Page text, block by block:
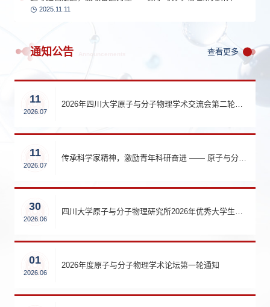
2025.11.11
通知公告 Announcements 查看更多
11
2026.07
2026年四川大学原子与分子物理学术交流会第二轮通知
11
2026.07
传承科学家精神，激励青年科研奋进 —— 原子与分子物理研究所顺利举办 2026 年度芶清泉奖学金颁奖仪式
30
2026.06
四川大学原子与分子物理研究所2026年优秀大学生暑期夏令营通知
01
2026.06
2026年度原子与分子物理学术论坛第一轮通知